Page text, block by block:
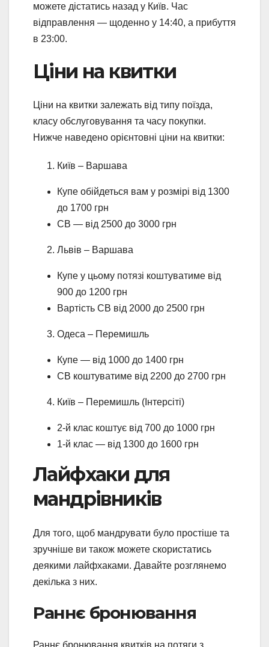
можете дістатись назад у Київ. Час
відправлення — щоденно у 14:40, а прибуття
в 23:00.
Ціни на квитки
Ціни на квитки залежать від типу поїзда,
класу обслуговування та часу покупки.
Нижче наведено орієнтовні ціни на квитки:
Київ – Варшава
Купе обійдеться вам у розмірі від 1300
до 1700 грн
СВ — від 2500 до 3000 грн
Львів – Варшава
Купе у цьому потязі коштуватиме від
900 до 1200 грн
Вартість СВ від 2000 до 2500 грн
Одеса – Перемишль
Купе — від 1000 до 1400 грн
СВ коштуватиме від 2200 до 2700 грн
Київ – Перемишль (Інтерсіті)
2-й клас коштує від 700 до 1000 грн
1-й клас — від 1300 до 1600 грн
Лайфхаки для
мандрівників
Для того, щоб мандрувати було простіше та
зручніше ви також можете скористатись
деякими лайфхаками. Давайте розглянемо
декілька з них.
Раннє бронювання
Раннє бронювання квитків на потяги з